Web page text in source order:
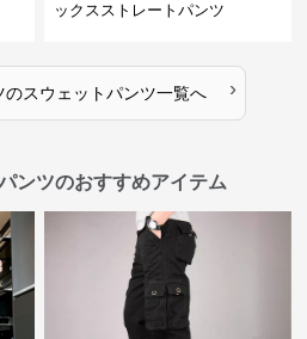
ックスストレートパンツ
のスウェットパンツ一覧へ ›
ンツのおすすめアイテム